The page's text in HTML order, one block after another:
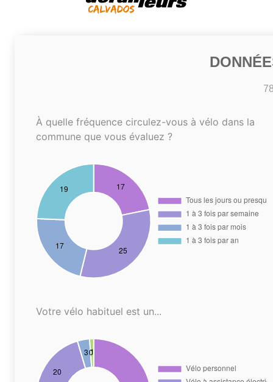
À quelle fréquence circulez-vous à vélo dans la
commune que vous évaluez ?
Votre vélo habituel est un...